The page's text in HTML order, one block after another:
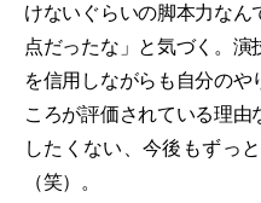
けないぐらいの脚本力な
点だったな」と気づく。演
を信用しながらも自分のや
ころが評価されている理
したくない、今後もずっ
（笑）。